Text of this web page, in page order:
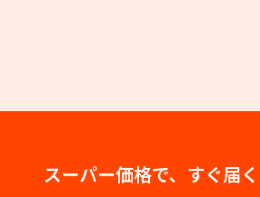
スーパー価格で、すぐ届く